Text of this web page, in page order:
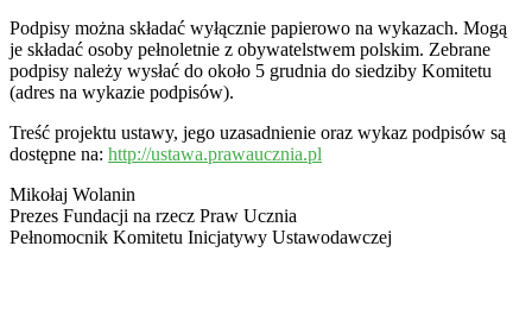
Podpisy można składać wyłącznie papierowo na wykazach. Mogą
je składać osoby pełnoletnie z obywatelstwem polskim. Zebrane
podpisy należy wysłać do około 5 grudnia do siedziby Komitetu
(adres na wykazie podpisów).
Treść projektu ustawy, jego uzasadnienie oraz wykaz podpisów są
dostępne na: http://ustawa.prawaucznia.pl
Mikołaj Wolanin
Prezes Fundacji na rzecz Praw Ucznia
Pełnomocnik Komitetu Inicjatywy Ustawodawczej